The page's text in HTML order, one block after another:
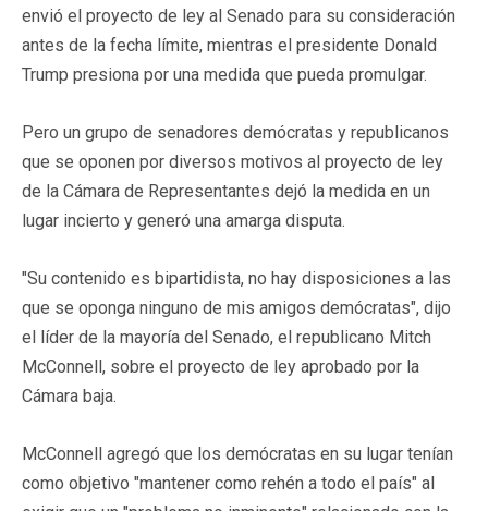
envió el proyecto de ley al Senado para su consideración
antes de la fecha límite, mientras el presidente Donald
Trump presiona por una medida que pueda promulgar.
Pero un grupo de senadores demócratas y republicanos
que se oponen por diversos motivos al proyecto de ley
de la Cámara de Representantes dejó la medida en un
lugar incierto y generó una amarga disputa.
"Su contenido es bipartidista, no hay disposiciones a las
que se oponga ninguno de mis amigos demócratas", dijo
el líder de la mayoría del Senado, el republicano Mitch
McConnell, sobre el proyecto de ley aprobado por la
Cámara baja.
McConnell agregó que los demócratas en su lugar tenían
como objetivo "mantener como rehén a todo el país" al